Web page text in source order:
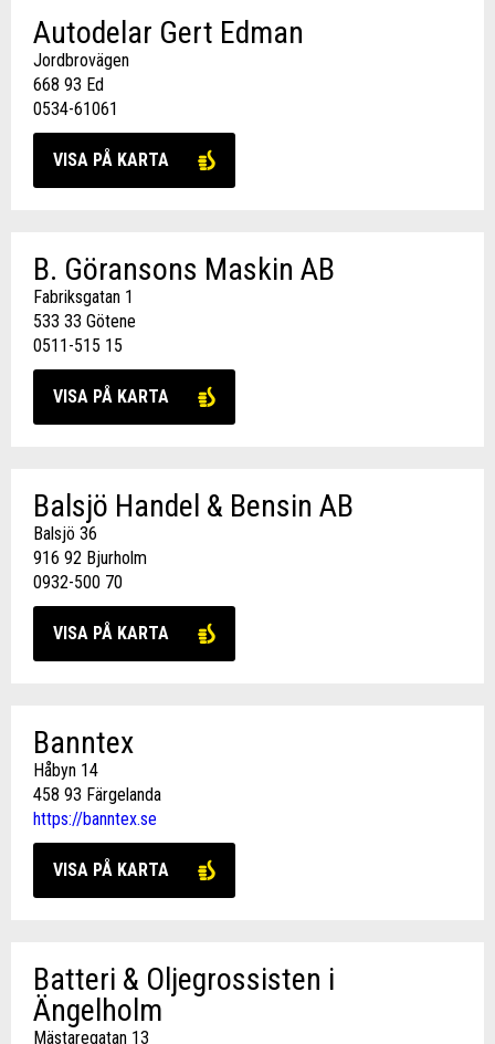
Autodelar Gert Edman
Jordbrovägen
668 93 Ed
0534-61061
VISA PÅ KARTA
B. Göransons Maskin AB
Fabriksgatan 1
533 33 Götene
0511-515 15
VISA PÅ KARTA
Balsjö Handel & Bensin AB
Balsjö 36
916 92 Bjurholm
0932-500 70
VISA PÅ KARTA
Banntex
Håbyn 14
458 93 Färgelanda
https://banntex.se
VISA PÅ KARTA
Batteri & Oljegrossisten i
Ängelholm
Mästaregatan 13